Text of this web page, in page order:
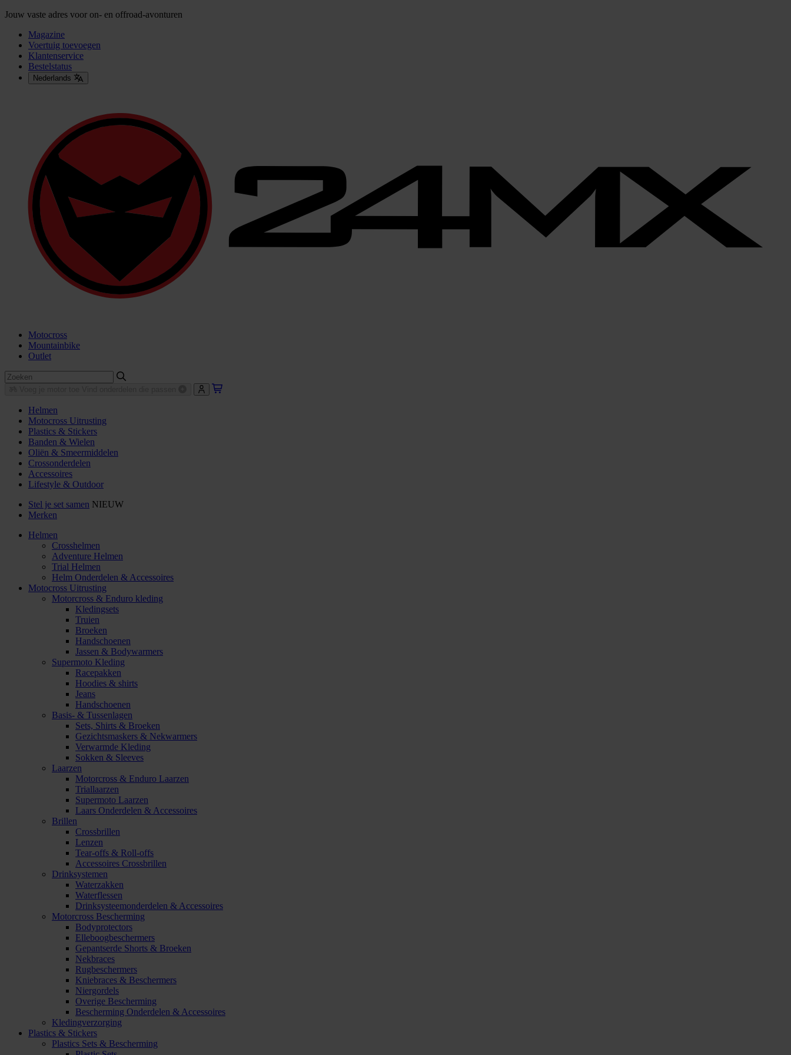
Jouw vaste adres voor on- en offroad-avonturen
Magazine
Voertuig toevoegen
Klantenservice
Bestelstatus
Nederlands
Motocross
Mountainbike
Outlet
Helmen
Motocross Uitrusting
Plastics & Stickers
Banden & Wielen
Oliën & Smeermiddelen
Crossonderdelen
Accessoires
Lifestyle & Outdoor
Stel je set samen NIEUW
Merken
Helmen
Crosshelmen
Adventure Helmen
Trial Helmen
Helm Onderdelen & Accessoires
Motocross Uitrusting
Motorcross & Enduro kleding
Kledingsets
Truien
Broeken
Handschoenen
Jassen & Bodywarmers
Supermoto Kleding
Racepakken
Hoodies & shirts
Jeans
Handschoenen
Basis- & Tussenlagen
Sets, Shirts & Broeken
Gezichtsmaskers & Nekwarmers
Verwarmde Kleding
Sokken & Sleeves
Laarzen
Motorcross & Enduro Laarzen
Triallaarzen
Supermoto Laarzen
Laars Onderdelen & Accessoires
Brillen
Crossbrillen
Lenzen
Tear-offs & Roll-offs
Accessoires Crossbrillen
Drinksystemen
Waterzakken
Waterflessen
Drinksysteemonderdelen & Accessoires
Motorcross Bescherming
Bodyprotectors
Elleboogbeschermers
Gepantserde Shorts & Broeken
Nekbraces
Rugbeschermers
Kniebraces & Beschermers
Niergordels
Overige Bescherming
Bescherming Onderdelen & Accessoires
Kledingverzorging
Plastics & Stickers
Plastics Sets & Bescherming